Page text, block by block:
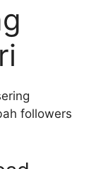
followers